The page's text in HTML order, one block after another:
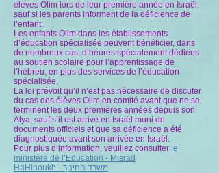
élèves Olim lors de leur première année en Israël,
sauf si les parents informent de la déficience de
l’enfant.
Les enfants Olim dans les établissements
d’éducation spécialisée peuvent bénéficier, dans
de nombreux cas, d’heures spécialement dédiées
au soutien scolaire pour l’apprentissage de
l’hébreu, en plus des services de l’éducation
spécialisée.
La loi prévoit qu’il n’est pas nécessaire de discuter
du cas des élèves Olim en comité avant que ne se
terminent les deux premières années depuis son
Alya, sauf s’il est arrivé en Israël muni de
documents officiels et que sa déficience a été
diagnostiquée avant son arrivée en Israël.
Pour plus d’information, veuillez consulter le
ministère de l’Education - Misrad
HaHinoukh - משרד החינוך